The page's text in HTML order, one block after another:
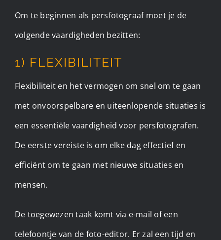
Om te beginnen als persfotograaf moet je de
volgende vaardigheden bezitten:
1) FLEXIBILITEIT
Flexibiliteit en het vermogen om snel om te gaan
met onvoorspelbare en uiteenlopende situaties is
een essentiële vaardigheid voor persfotografen.
De eerste vereiste is om elke dag effectief en
efficiënt om te gaan met nieuwe situaties en
mensen.
De toegewezen taak komt via e-mail of een
telefoontje van de foto-editor. Er zal een tijd en